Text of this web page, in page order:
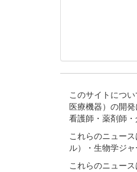
このサイトにつ
医療機器）の開
看護師・薬剤師
これらのニュー
ル）・生物学ジ
これらのニュー